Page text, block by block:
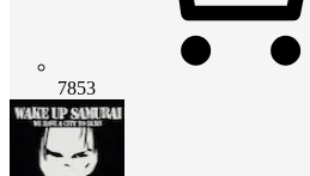
7853